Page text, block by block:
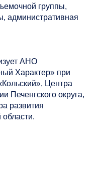
группы,
административная
АНО
Характер» при
Центра
Печенгского округа,
развития